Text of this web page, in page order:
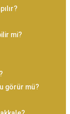
mi?
görür mü?